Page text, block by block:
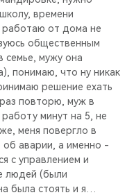
времени
от дома не
общественным
семье, мужу она
понимаю, что ну никак
решение ехать
повторю, муж в
минут на 5, не
меня повергло в
об аварии, а именно -
с управлением и
людей (были
была стоять и я…